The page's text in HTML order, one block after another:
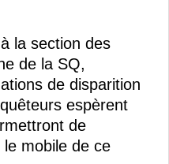
la section des
de la SQ,
de disparition
espèrent
de
mobile de ce